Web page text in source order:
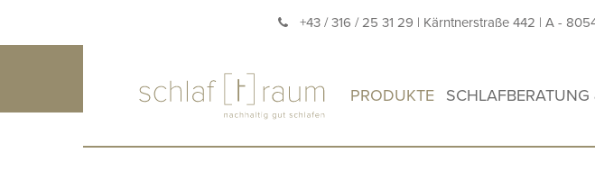
+43 / 316 / 25 31 29 | Kärntnerstraße 442 | A -
PRODUKTE